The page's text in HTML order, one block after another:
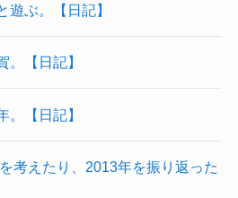
遊ぶ。【日記】
。【日記】
。【日記】
考えたり、2013年を振り返った